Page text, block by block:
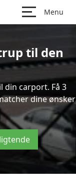
Menu
til den
din carport. Få 3
dine ønsker